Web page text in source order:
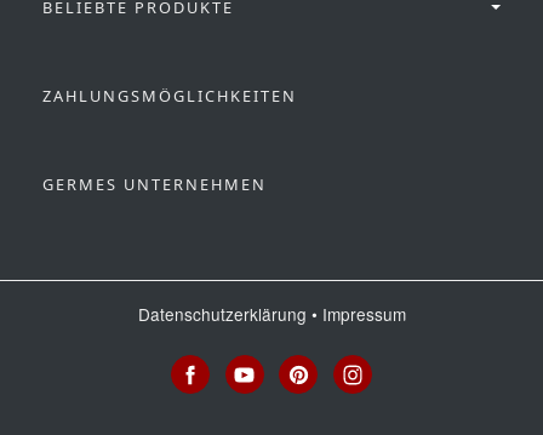
BELIEBTE PRODUKTE
ZAHLUNGSMÖGLICHKEITEN
GERMES UNTERNEHMEN
Datenschutzerklärung • Impressum